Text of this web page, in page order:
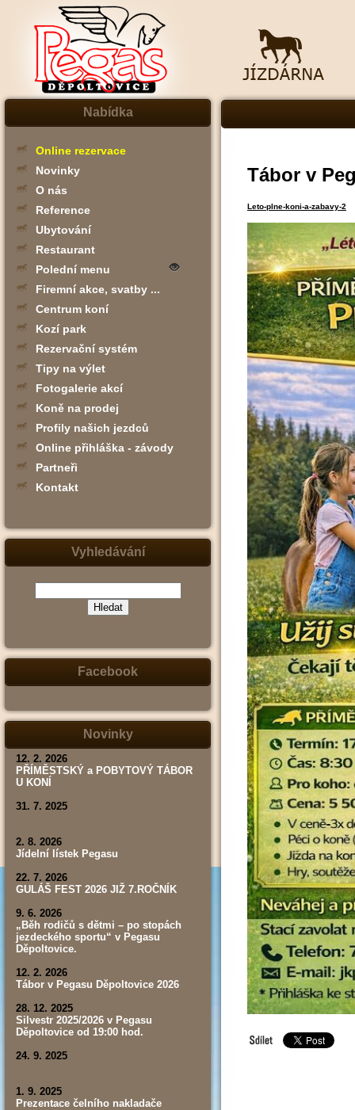
Nabídka
Online rezervace
Novinky
O nás
Reference
Ubytování
Restaurant
Polední menu
Firemní akce, svatby ...
Centrum koní
Kozí park
Rezervační systém
Tipy na výlet
Fotogalerie akcí
Koně na prodej
Profily našich jezdců
Online přihláška - závody
Partneři
Kontakt
Vyhledávání
jeho
část
spojení
tábor,
Facebook
Novinky
12. 2. 2026
PŘÍMĚSTSKÝ a POBYTOVÝ TÁBOR
U KONÍ
31. 7. 2025
2. 8. 2026
Jídelní lístek Pegasu
22. 7. 2026
GULÁŠ FEST 2026 JIŽ 7.ROČNÍK
9. 6. 2026
„Běh rodičů s dětmi – po stopách
jezdeckého sportu“ v Pegasu
Děpoltovice.
12. 2. 2026
Tábor v Pegasu Děpoltovice 2026
28. 12. 2025
Silvestr 2025/2026 v Pegasu
Děpoltovice od 19:00 hod.
24. 9. 2025
1. 9. 2025
Prezentace čelního nakladače
Tábor v
Leto-plne-koni-a-zabavy-2